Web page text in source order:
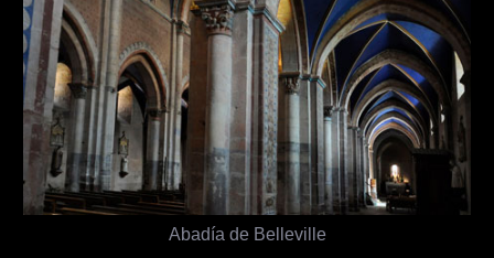
Abadía de Belleville